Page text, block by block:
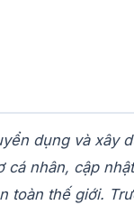
dụng và xây
cá nhân, cập nhật
toàn thế giới.